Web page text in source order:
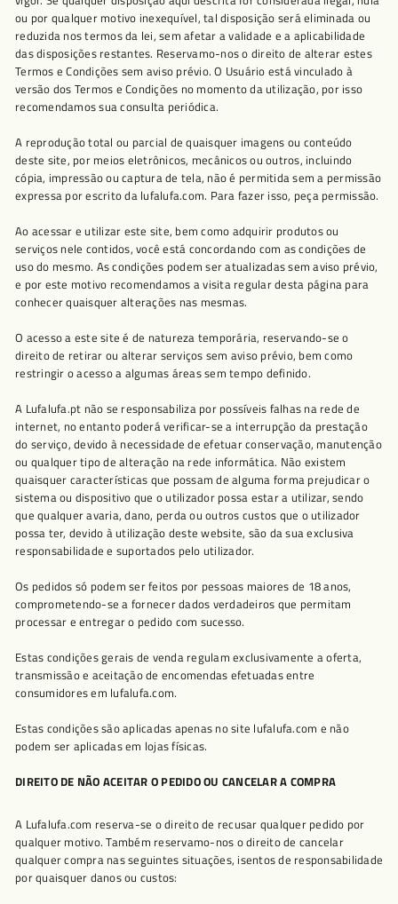
ou por qualquer motivo inexequível, tal disposição será eliminada ou
reduzida nos termos da lei, sem afetar a validade e a aplicabilidade
das disposições restantes. Reservamo-nos o direito de alterar estes
Termos e Condições sem aviso prévio. O Usuário está vinculado à
versão dos Termos e Condições no momento da utilização, por isso
recomendamos sua consulta periódica.
A reprodução total ou parcial de quaisquer imagens ou conteúdo
deste site, por meios eletrônicos, mecânicos ou outros, incluindo
cópia, impressão ou captura de tela, não é permitida sem a permissão
expressa por escrito da lufalufa.com. Para fazer isso, peça permissão.
Ao acessar e utilizar este site, bem como adquirir produtos ou
serviços nele contidos, você está concordando com as condições de
uso do mesmo. As condições podem ser atualizadas sem aviso prévio,
e por este motivo recomendamos a visita regular desta página para
conhecer quaisquer alterações nas mesmas.
O acesso a este site é de natureza temporária, reservando-se o
direito de retirar ou alterar serviços sem aviso prévio, bem como
restringir o acesso a algumas áreas sem tempo definido.
A Lufalufa.pt não se responsabiliza por possíveis falhas na rede de
internet, no entanto poderá verificar-se a interrupção da prestação
do serviço, devido à necessidade de efetuar conservação, manutenção
ou qualquer tipo de alteração na rede informática. Não existem
quaisquer características que possam de alguma forma prejudicar o
sistema ou dispositivo que o utilizador possa estar a utilizar, sendo
que qualquer avaria, dano, perda ou outros custos que o utilizador
possa ter, devido à utilização deste website, são da sua exclusiva
responsabilidade e suportados pelo utilizador.
Os pedidos só podem ser feitos por pessoas maiores de 18 anos,
comprometendo-se a fornecer dados verdadeiros que permitam
processar e entregar o pedido com sucesso.
Estas condições gerais de venda regulam exclusivamente a oferta,
transmissão e aceitação de encomendas efetuadas entre
consumidores em lufalufa.com.
Estas condições são aplicadas apenas no site lufalufa.com e não
podem ser aplicadas em lojas físicas.
DIREITO DE NÃO ACEITAR O PEDIDO OU CANCELAR A COMPRA
A Lufalufa.com reserva-se o direito de recusar qualquer pedido por
qualquer motivo. Também reservamo-nos o direito de cancelar
qualquer compra nas seguintes situações, isentos de responsabilidade
por quaisquer danos ou custos: